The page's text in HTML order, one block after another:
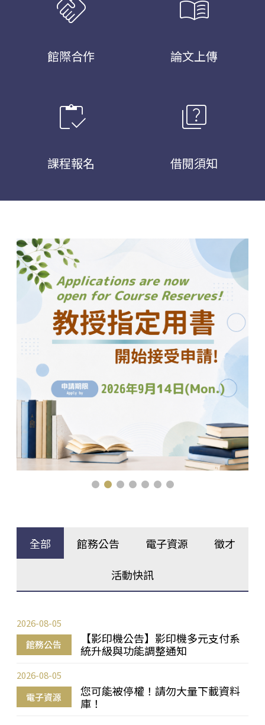
handshake
館際合作
menu_book
論文上傳
inventory
課程報名
quiz
借閱須知
全部 館務公告 電子資源 徵才
活動快訊
館務公告
【影印機公告】影印機多元支付系
統升級與功能調整通知
2026-08-05
電子資源
您可能被停權！請勿大量下載資料
庫！
2026-08-05